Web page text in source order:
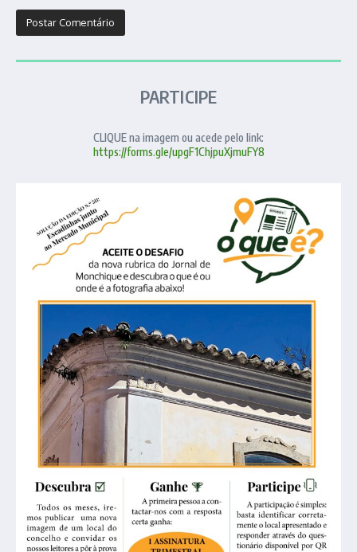
PARTICIPE
CLIQUE na imagem ou acede pelo link:
https://forms.gle/upgF1ChjpuXjmuFY8